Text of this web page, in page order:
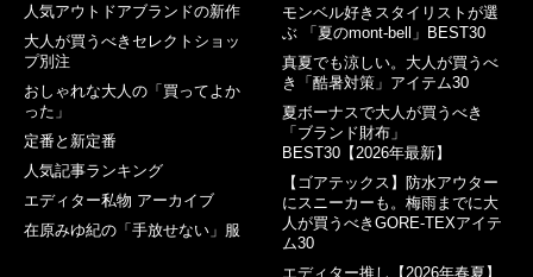
人気アウトドアブランドの新作
大人が買うべきセレクトショッ
プ別注
おしゃれな大人の「買ってよか
った」
定番と新定番
人気記事ランキング
エディター私物 アーカイブ
在原みゆ紀の「手放せない」服
モンベル好きスタイリストが選
ぶ 「夏のmont-bell」BEST30
真夏でも涼しい。大人が買うべ
き「酷暑対策」アイテム30
夏ボーナスで大人が買うべき
「ブランド財布」
BEST30【2026年最新】
【ゴアテックス】防水アウター
にスニーカーも。梅雨までに大
人が買うべきGORE-TEXアイテ
ム30
エディター推し【2026年春夏】